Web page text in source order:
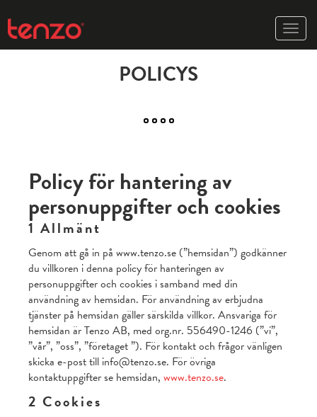
Toggle
POLICYS
Policy för hantering av
personuppgifter och cookies
1 Allmänt
Genom att gå in på www.tenzo.se (”hemsidan”) godkänner
du villkoren i denna policy för hanteringen av
personuppgifter och cookies i samband med din
användning av hemsidan. För användning av erbjudna
tjänster på hemsidan gäller särskilda villkor. Ansvariga för
hemsidan är Tenzo AB, med org.nr. 556490-1246 (”vi”,
”vår”, ”oss”, ”företaget ”). För kontakt och frågor vänligen
skicka e-post till info@tenzo.se. För övriga
kontaktuppgifter se hemsidan, www.tenzo.se.
2 Cookies